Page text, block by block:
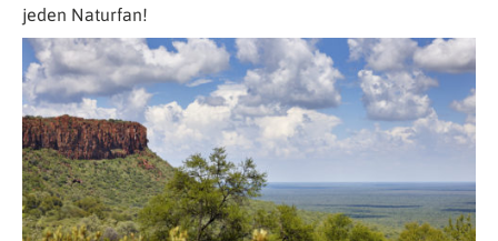
jeden Naturfan!